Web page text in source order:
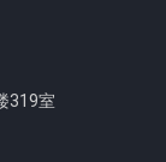
319室